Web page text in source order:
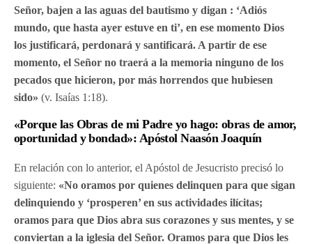
Señor, bajen a las aguas del bautismo y digan : ‘Adiós
mundo, que hasta ayer estuve en ti’, en ese momento Dios
los justificará, perdonará y santificará. A partir de ese
momento, el Señor no traerá a la memoria ninguno de los
pecados que hicieron, por más horrendos que hubiesen
sido» (v. Isaías 1:18).
«Porque las Obras de mi Padre yo hago: obras de amor,
oportunidad y bondad»: Apóstol Naasón Joaquín
En relación con lo anterior, el Apóstol de Jesucristo precisó lo
siguiente: «No oramos por quienes delinquen para que sigan
delinquiendo y ‘prosperen’ en sus actividades ilícitas;
oramos para que Dios abra sus corazones y sus mentes, y se
conviertan a la iglesia del Señor. Oramos para que Dios les